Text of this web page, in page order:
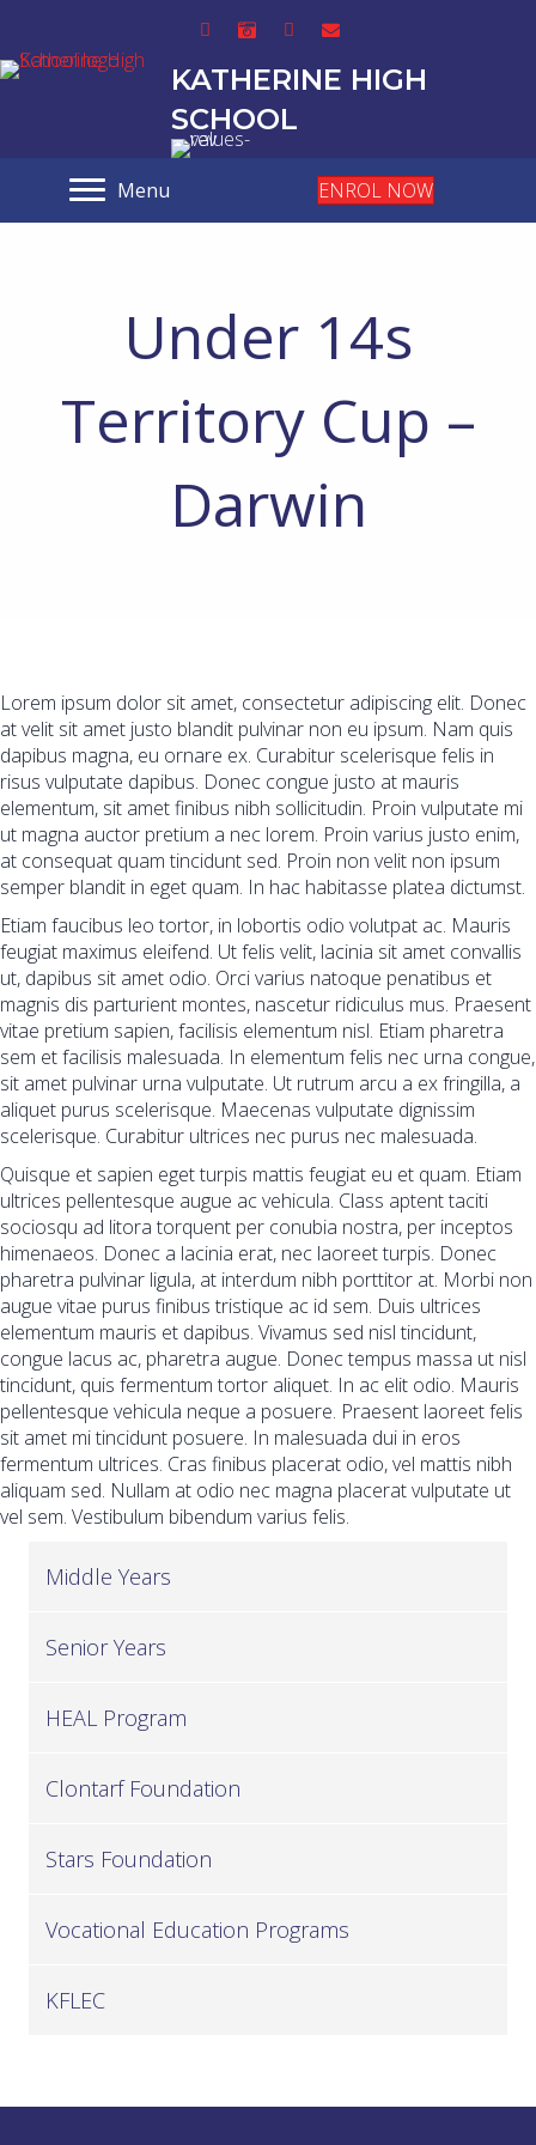
KATHERINE HIGH
SCHOOL
Menu ENROL NOW
Under 14s
Territory Cup –
Darwin
Lorem ipsum dolor sit amet, consectetur adipiscing elit. Donec
at velit sit amet justo blandit pulvinar non eu ipsum. Nam quis
dapibus magna, eu ornare ex. Curabitur scelerisque felis in
risus vulputate dapibus. Donec congue justo at mauris
elementum, sit amet finibus nibh sollicitudin. Proin vulputate mi
ut magna auctor pretium a nec lorem. Proin varius justo enim,
at consequat quam tincidunt sed. Proin non velit non ipsum
semper blandit in eget quam. In hac habitasse platea dictumst.
Etiam faucibus leo tortor, in lobortis odio volutpat ac. Mauris
feugiat maximus eleifend. Ut felis velit, lacinia sit amet convallis
ut, dapibus sit amet odio. Orci varius natoque penatibus et
magnis dis parturient montes, nascetur ridiculus mus. Praesent
vitae pretium sapien, facilisis elementum nisl. Etiam pharetra
sem et facilisis malesuada. In elementum felis nec urna congue,
sit amet pulvinar urna vulputate. Ut rutrum arcu a ex fringilla, a
aliquet purus scelerisque. Maecenas vulputate dignissim
scelerisque. Curabitur ultrices nec purus nec malesuada.
Quisque et sapien eget turpis mattis feugiat eu et quam. Etiam
ultrices pellentesque augue ac vehicula. Class aptent taciti
sociosqu ad litora torquent per conubia nostra, per inceptos
himenaeos. Donec a lacinia erat, nec laoreet turpis. Donec
pharetra pulvinar ligula, at interdum nibh porttitor at. Morbi non
augue vitae purus finibus tristique ac id sem. Duis ultrices
elementum mauris et dapibus. Vivamus sed nisl tincidunt,
congue lacus ac, pharetra augue. Donec tempus massa ut nisl
tincidunt, quis fermentum tortor aliquet. In ac elit odio. Mauris
pellentesque vehicula neque a posuere. Praesent laoreet felis
sit amet mi tincidunt posuere. In malesuada dui in eros
fermentum ultrices. Cras finibus placerat odio, vel mattis nibh
aliquam sed. Nullam at odio nec magna placerat vulputate ut
vel sem. Vestibulum bibendum varius felis.
Middle Years
Senior Years
HEAL Program
Clontarf Foundation
Stars Foundation
Vocational Education Programs
KFLEC